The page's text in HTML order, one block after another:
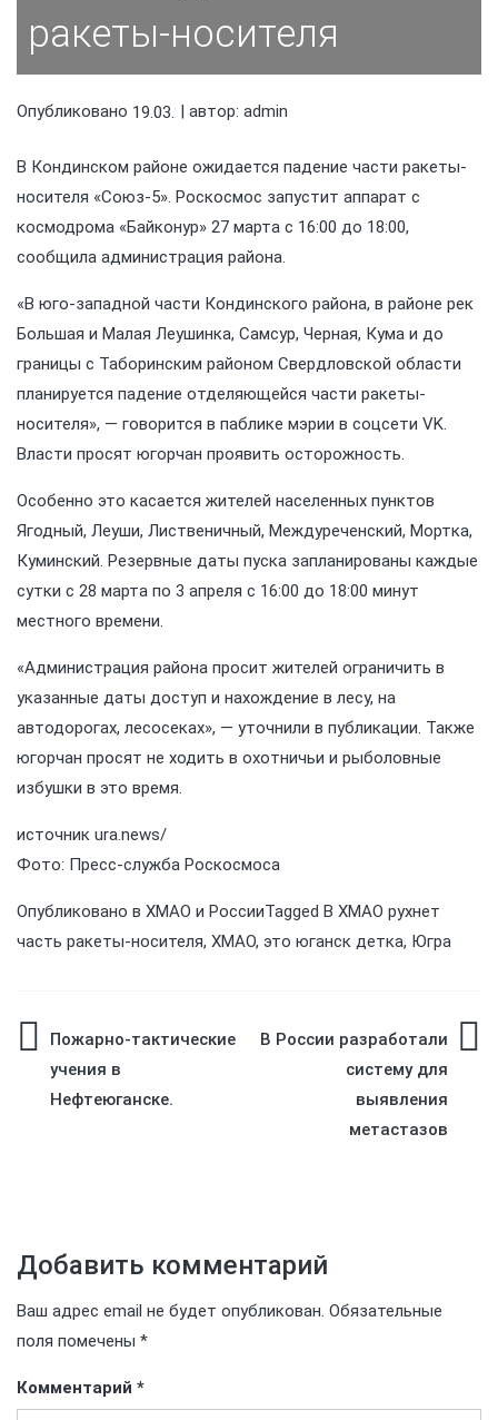
ракеты-носителя
Опубликовано 19.03.2026| автор: admin
В Кондинском районе ожидается падение части ракеты-
носителя «Союз-5». Роскосмос запустит аппарат с
космодрома «Байконур» 27 марта с 16:00 до 18:00,
сообщила администрация района.
«В юго-западной части Кондинского района, в районе рек
Большая и Малая Леушинка, Самсур, Черная, Кума и до
границы с Таборинским районом Свердловской области
планируется падение отделяющейся части ракеты-
носителя», — говорится в паблике мэрии в соцсети VK.
Власти просят югорчан проявить осторожность.
Особенно это касается жителей населенных пунктов
Ягодный, Леуши, Лиственичный, Междуреченский, Мортка,
Куминский. Резервные даты пуска запланированы каждые
сутки с 28 марта по 3 апреля с 16:00 до 18:00 минут
местного времени.
«Администрация района просит жителей ограничить в
указанные даты доступ и нахождение в лесу, на
автодорогах, лесосеках», — уточнили в публикации. Также
югорчан просят не ходить в охотничьи и рыболовные
избушки в это время.
источник ura.news/
Фото: Пресс-служба Роскосмоса
Опубликовано в ХМАО и РоссииTagged В ХМАО рухнет
часть ракеты-носителя, ХМАО, это юганск детка, Югра
Навигация
по
Пожарно-тактические
учения в
Нефтеюганске.
В России разработали
систему для
выявления
метастазов
Добавить комментарий
Ваш адрес email не будет опубликован. Обязательные
поля помечены *
Комментарий *